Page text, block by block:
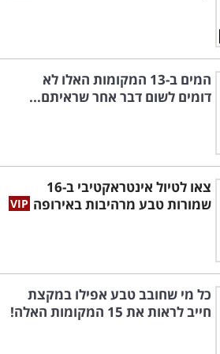
המים ב-13 המקומות האלו לא
דומים לשום דבר אחר שראיתם...
צאו לטיול אינטראקטיבי ב-16
שמורות טבע מרהיבות באירופה
כל מי שחובב טבע אפילו במקצת
חייב לראות את 15 המקומות האלה!